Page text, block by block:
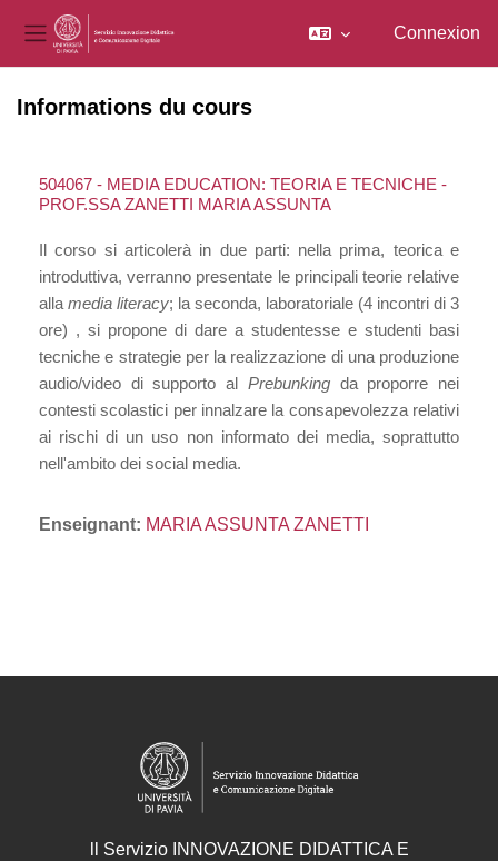
Panneau latéral
Connexion
Informations du cours
504067 - MEDIA EDUCATION: TEORIA E TECNICHE -
PROF.SSA ZANETTI MARIA ASSUNTA
Il corso si articolerà in due parti: nella prima, teorica e
introduttiva, verranno presentate le principali teorie relative
alla media literacy; la seconda, laboratoriale (4 incontri di 3
ore) , si propone di dare a studentesse e studenti basi
tecniche e strategie per la realizzazione di una produzione
audio/video di supporto al Prebunkingda proporre nei
contesti scolastici per innalzare la consapevolezza relativi
ai rischi di un uso non informato dei media, soprattutto
nell'ambito dei social media.
Enseignant: MARIA ASSUNTA ZANETTI
Servizio INNOVAZIONE DIDATTICA E